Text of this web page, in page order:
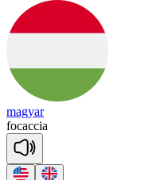
magyar
focaccia